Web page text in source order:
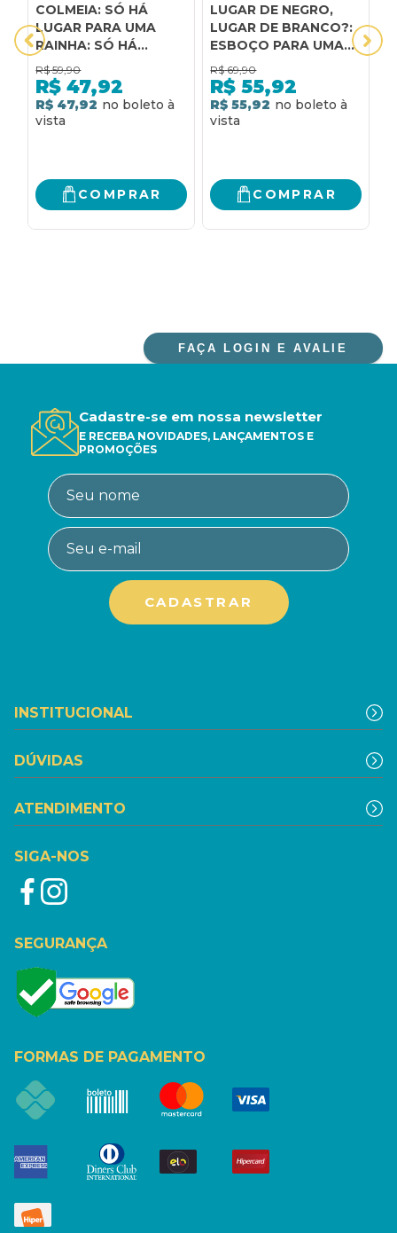
COLMEIA: SÓ HÁ
LUGAR PARA UMA
RAINHA: SÓ HÁ
LUGAR PARA UMA
RAINHA
R$ 59,90
R$ 47,92
R$ 47,92
COMPRAR
LUGAR DE NEGRO,
LUGAR DE BRANCO?:
ESBOÇO PARA UMA
CRÍTICA À
METAFÍSICA RACIAL
R$ 69,90
R$ 55,92
R$ 55,92
COMPRAR
FAÇA LOGIN E AVALIE
Cadastre-se em nossa newsletter
E RECEBA NOVIDADES, LANÇAMENTOS E
PROMOÇÕES
INSTITUCIONAL
DÚVIDAS
ATENDIMENTO
SIGA-NOS
SEGURANÇA
FORMAS DE PAGAMENTO